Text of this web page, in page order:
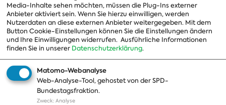
Podcast abonnieren:
26.04.2024| Bundesarbeitsminister Hubertus Heil erklärt,
warum der Bund bald nur noch Aufträge an
Unternehmen vergibt, die nach Tarif zahlen, wer die
Getränkerechnung übernimmt, wenn er sich mit dem
Finanzminister trifft und für welchen Fußballverein aus
Niedersachsen sein Herz schlägt.
Media-Inhalte sehen möchten, müssen die Plug-Ins externer
Anbieter aktiviert sein. Wenn Sie hierzu einwilligen, werden
Nutzerdaten an diese externen Anbieter weitergegeben. Mit dem
Button Cookie-Einstellungen können Sie die Einstellungen ändern
und Ihre Einwilligungen widerrufen. Ausführliche Informationen
finden Sie in unserer Datenschutzerklärung.
Matomo-Webanalyse
Web-Analyse-Tool, gehostet von der SPD-
Bundestagsfraktion.
Zweck: Analyse